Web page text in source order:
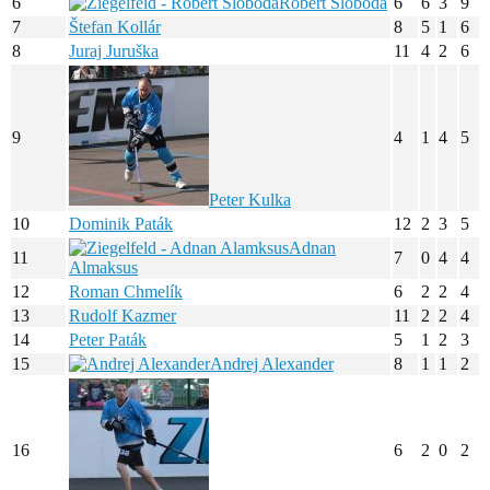
7
Štefan Kollár 8 5 1
6
8
Juraj Juruška 11 4 2 6
9
Peter Kulka
4 1 4 5
10 Dominik Paták 12 2 3
5
11
Adnan
Almaksus
7 0 4
4
12
Roman Chmelík 6 2 2
4
13
Rudolf Kazmer 11 2 2
4
14
Peter Paták 5 1 2
3
15
Andrej Alexander 8 1 1 2
16 6 2 0 2